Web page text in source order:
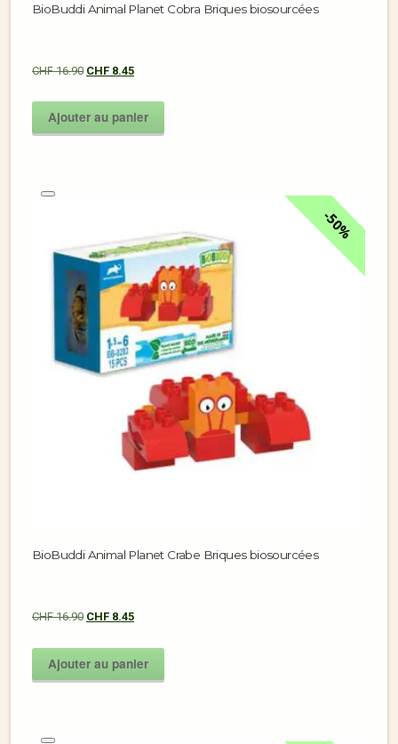
BioBuddi Animal Planet Cobra Briques biosourcées
CHF16.90 CHF 8.45
Ajouter au panier
50%
BioBuddi Animal Planet Crabe Briques biosourcées
CHF16.90 CHF 8.45
Ajouter au panier